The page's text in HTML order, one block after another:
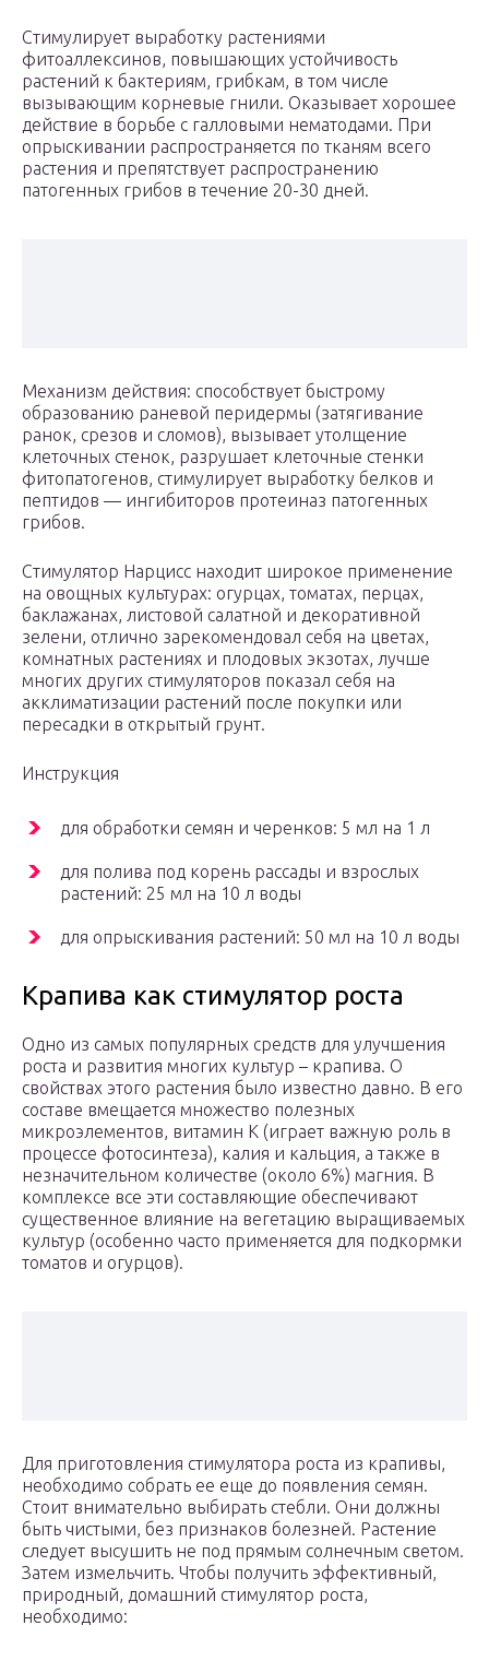
Стимулирует выработку растениями
фитоаллексинов, повышающих устойчивость
растений к бактериям, грибкам, в том числе
вызывающим корневые гнили. Оказывает хорошее
действие в борьбе с галловыми нематодами. При
опрыскивании распространяется по тканям всего
растения и препятствует распространению
патогенных грибов в течение 20-30 дней.
Механизм действия: способствует быстрому
образованию раневой перидермы (затягивание
ранок, срезов и сломов), вызывает утолщение
клеточных стенок, разрушает клеточные стенки
фитопатогенов, стимулирует выработку белков и
пептидов — ингибиторов протеиназ патогенных
грибов.
Стимулятор Нарцисс находит широкое применение
на овощных культурах: огурцах, томатах, перцах,
баклажанах, листовой салатной и декоративной
зелени, отлично зарекомендовал себя на цветах,
комнатных растениях и плодовых экзотах, лучше
многих других стимуляторов показал себя на
акклиматизации растений после покупки или
пересадки в открытый грунт.
Инструкция
для обработки семян и черенков: 5 мл на 1 л
для полива под корень рассады и взрослых
растений: 25 мл на 10 л воды
для опрыскивания растений: 50 мл на 10 л воды
Крапива как стимулятор роста
Одно из самых популярных средств для улучшения
роста и развития многих культур – крапива. О
свойствах этого растения было известно давно. В его
составе вмещается множество полезных
микроэлементов, витамин К (играет важную роль в
процессе фотосинтеза), калия и кальция, а также в
незначительном количестве (около 6%) магния. В
комплексе все эти составляющие обеспечивают
существенное влияние на вегетацию выращиваемых
культур (особенно часто применяется для подкормки
томатов и огурцов).
Для приготовления стимулятора роста из крапивы,
необходимо собрать ее еще до появления семян.
Стоит внимательно выбирать стебли. Они должны
быть чистыми, без признаков болезней. Растение
следует высушить не под прямым солнечным светом.
Затем измельчить. Чтобы получить эффективный,
природный, домашний стимулятор роста,
необходимо: